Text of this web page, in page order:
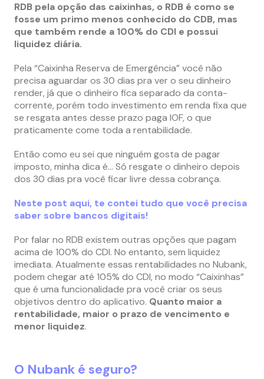
RDB pela opção das caixinhas, o RDB é como se
fosse um primo menos conhecido do CDB, mas
que também rende a 100% do CDI e possui
liquidez diária.
Pela “Caixinha Reserva de Emergência” você não
precisa aguardar os 30 dias pra ver o seu dinheiro
render, já que o dinheiro fica separado da conta-
corrente, porém todo investimento em renda fixa que
se resgata antes desse prazo paga IOF, o que
praticamente come toda a rentabilidade.
Então como eu sei que ninguém gosta de pagar
imposto, minha dica é… Só resgate o dinheiro depois
dos 30 dias pra você ficar livre dessa cobrança.
Neste post aqui, te contei tudo que você precisa
saber sobre bancos digitais!
Por falar no RDB existem outras opções que pagam
acima de 100% do CDI. No entanto, sem liquidez
imediata. Atualmente essas rentabilidades no Nubank,
podem chegar até 105% do CDI, no modo “Caixinhas”
que é uma funcionalidade pra você criar os seus
objetivos dentro do aplicativo. Quanto maior a
rentabilidade, maior o prazo de vencimento e
menor liquidez.
O Nubank é seguro?